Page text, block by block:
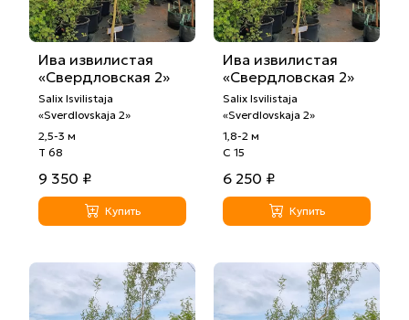
Ива извилистая
«Свердловская 2»
Salix Isvilistaja
«Sverdlovskaja 2»
2,5-3 м
Т 68
9 350 ₽
Купить
Ива извилистая
«Свердловская 2»
Salix Isvilistaja
«Sverdlovskaja 2»
1,8-2 м
С 15
6 250 ₽
Купить